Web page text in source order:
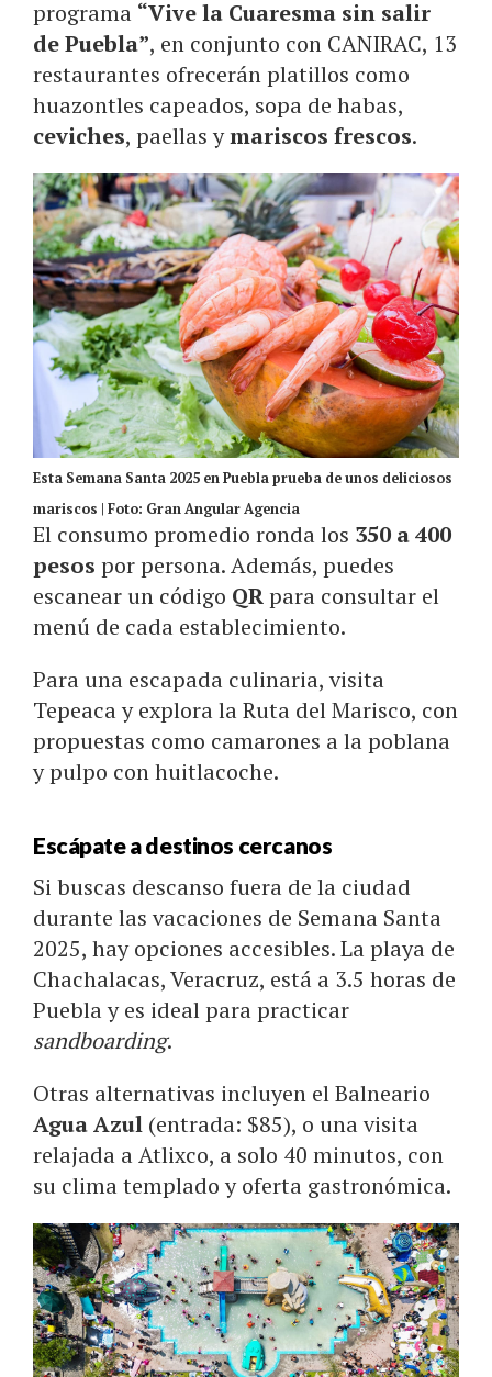
programa “Vive la Cuaresma sin salir
de Puebla”, en conjunto con CANIRAC, 13
restaurantes ofrecerán platillos como
huazontles capeados, sopa de habas,
ceviches, paellas ymariscos frescos.
Esta Semana Santa 2025 en Puebla prueba de unos deliciosos
mariscos | Foto: Gran Angular Agencia
El consumo promedio ronda los 350 a 400
pesos por persona. Además, puedes
escanear un código QRpara consultar el
menú de cada establecimiento.
Para una escapada culinaria, visita
Tepeaca y explora la Ruta del Marisco, con
propuestas como camarones a la poblana
y pulpo con huitlacoche.
Escápate a destinos cercanos
Si buscas descanso fuera de la ciudad
durante las vacaciones de Semana Santa
2025, hay opciones accesibles. La playa de
Chachalacas, Veracruz, está a 3.5 horas de
Puebla y es ideal para practicar
sandboarding.
Otras alternativas incluyen el Balneario
Agua Azul (entrada: $85), o una visita
relajada a Atlixco, a solo 40 minutos, con
su clima templado y oferta gastronómica.